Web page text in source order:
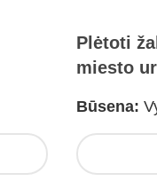
Plėtoti
miesto
Būsena: